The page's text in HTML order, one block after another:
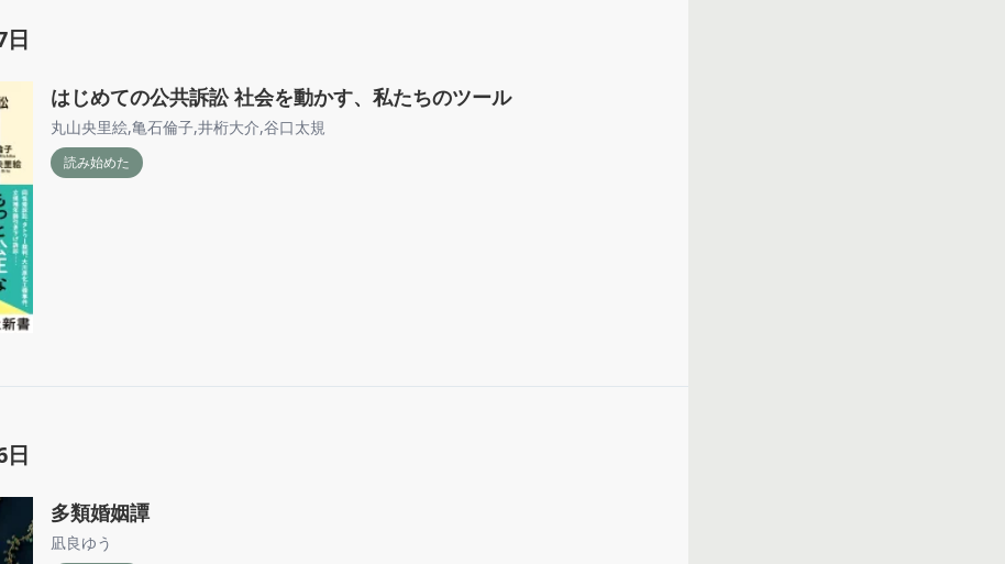
日
はじめての公共訴訟 社会を動かす、私たちのツール
丸山央里絵,亀石倫子,井桁大介,谷口太規
読み始めた
日
多類婚姻譚
凪良ゆう